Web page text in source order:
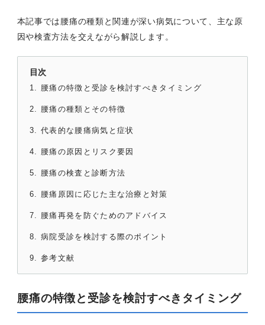
本記事では腰痛の種類と関連が深い病気について、主な原
因や検査方法を交えながら解説します。
目次
腰痛の特徴と受診を検討すべきタイミング
腰痛の種類とその特徴
代表的な腰痛病気と症状
腰痛の原因とリスク要因
腰痛の検査と診断方法
腰痛原因に応じた主な治療と対策
腰痛再発を防ぐためのアドバイス
病院受診を検討する際のポイント
参考文献
腰痛の特徴と受診を検討すべきタイミング